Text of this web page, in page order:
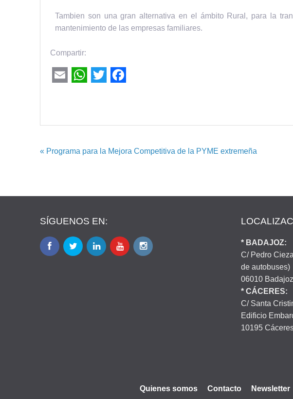
Tambien son una gran alternativa en el ámbito Rural, para la
mantenimiento de las empresas familiares.
Compartir:
« Programa para la Mejora Competitiva de la PYME extremeña
SÍGUENOS EN:
* BADAJOZ:
C/ Pedro
de autobuses)
06010 Badajoz
* CÁCERES:
C/ Santa
Edificio
10195
Quienes somos Contacto Newsletter